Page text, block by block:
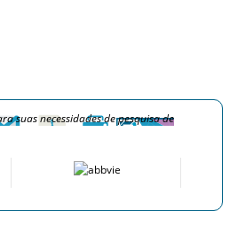
suas necessidades de pesquisa de